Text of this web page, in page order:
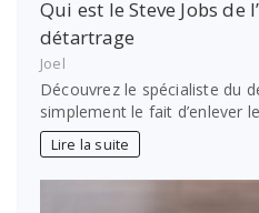
Qui est le Steve Jobs de
détartrage
Joel
Découvrez le spécialiste du
simplement le fait d’enlever
Lire la suite